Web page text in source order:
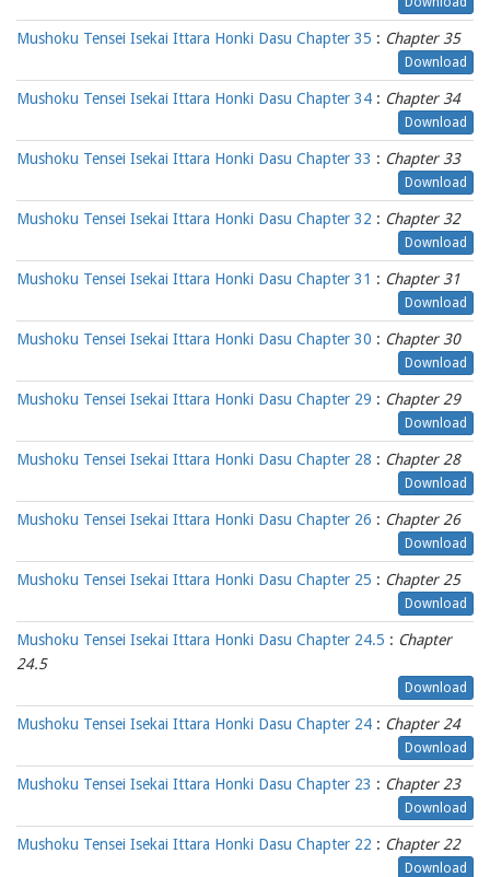
Mushoku Tensei Isekai Ittara Honki Dasu Chapter 35 : Chapter 35
Download
Mushoku Tensei Isekai Ittara Honki Dasu Chapter 34 : Chapter 34
Download
Mushoku Tensei Isekai Ittara Honki Dasu Chapter 33 : Chapter 33
Download
Mushoku Tensei Isekai Ittara Honki Dasu Chapter 32 : Chapter 32
Download
Mushoku Tensei Isekai Ittara Honki Dasu Chapter 31 : Chapter 31
Download
Mushoku Tensei Isekai Ittara Honki Dasu Chapter 30 : Chapter 30
Download
Mushoku Tensei Isekai Ittara Honki Dasu Chapter 29 : Chapter 29
Download
Mushoku Tensei Isekai Ittara Honki Dasu Chapter 28 : Chapter 28
Download
Mushoku Tensei Isekai Ittara Honki Dasu Chapter 26 : Chapter 26
Download
Mushoku Tensei Isekai Ittara Honki Dasu Chapter 25 : Chapter 25
Download
Mushoku Tensei Isekai Ittara Honki Dasu Chapter 24.5 : Chapter
24.5
Download
Mushoku Tensei Isekai Ittara Honki Dasu Chapter 24 : Chapter 24
Download
Mushoku Tensei Isekai Ittara Honki Dasu Chapter 23 : Chapter 23
Download
Mushoku Tensei Isekai Ittara Honki Dasu Chapter 22 : Chapter 22
Download